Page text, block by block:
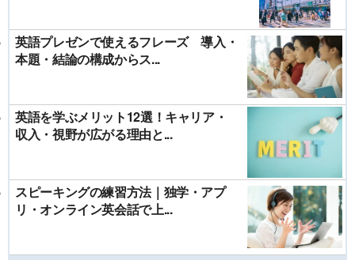
英語プレゼンで使えるフレーズ 導入・
本題・結論の構成からス...
英語を学ぶメリット12選！キャリア・
収入・視野が広がる理由と...
スピーキングの練習方法｜独学・アプ
リ・オンライン英会話で上...